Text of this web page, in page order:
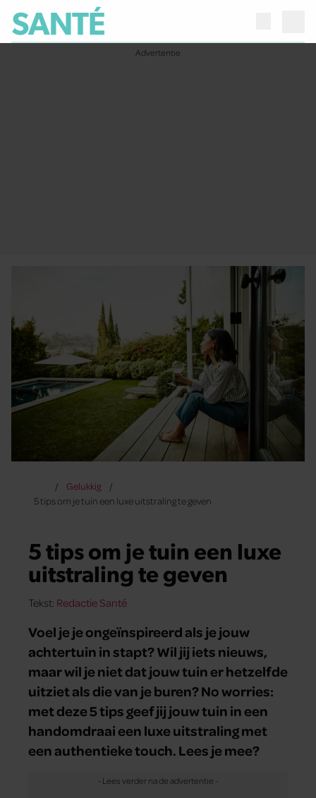
Gelukkig
5 tips om je tuin een luxe uitstraling te geven
5 tips om je tuin een luxe
uitstraling te geven
Tekst: Redactie Santé
Voel je je ongeïnspireerd als je jouw
achtertuin in stapt? Wil jij iets nieuws,
maar wil je niet dat jouw tuin er hetzelfde
uitziet als die van je buren? No worries:
met deze 5 tips geef jij jouw tuin in een
handomdraai een luxe uitstraling met
een authentieke touch. Lees je mee?